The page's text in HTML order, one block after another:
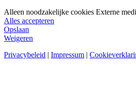
Alleen noodzakelijke cookies Externe
Alles accepteren
Opslaan
Weigeren
Privacybeleid | Impressum |